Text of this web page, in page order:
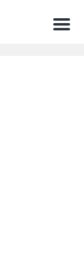
Menu